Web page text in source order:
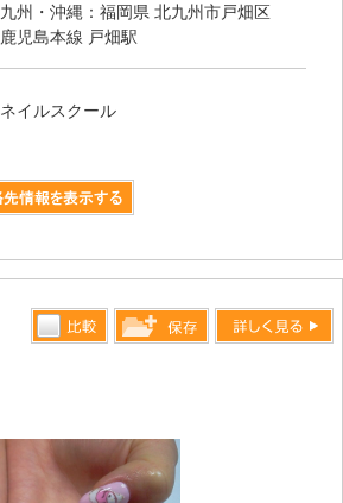
九州・沖縄：福岡県 北九州市戸畑区
鹿児島本線 戸畑駅
ネイルスクール
します